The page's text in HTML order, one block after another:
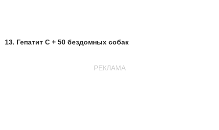
13. Гепатит С + 50 бездомных собак
РЕКЛАМА